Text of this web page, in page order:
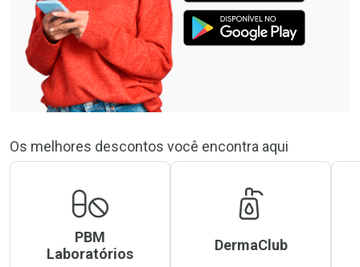
Os melhores descontos você encontra aqui
PBM
Laboratórios
DermaClub